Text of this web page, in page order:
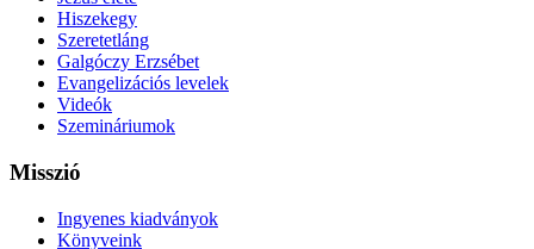
Hiszekegy
Szeretetláng
Galgóczy Erzsébet
Evangelizációs levelek
Videók
Szemináriumok
Misszió
Ingyenes kiadványok
Könyveink